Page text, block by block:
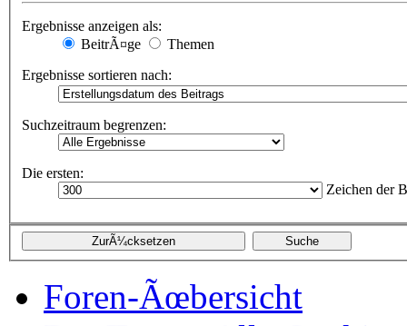
Ergebnisse anzeigen als:
BeitrÃ¤ge
Themen
Ergebnisse sortieren nach:
Suchzeitraum begrenzen:
Die ersten:
Zeichen der
Foren-Ãœbersicht